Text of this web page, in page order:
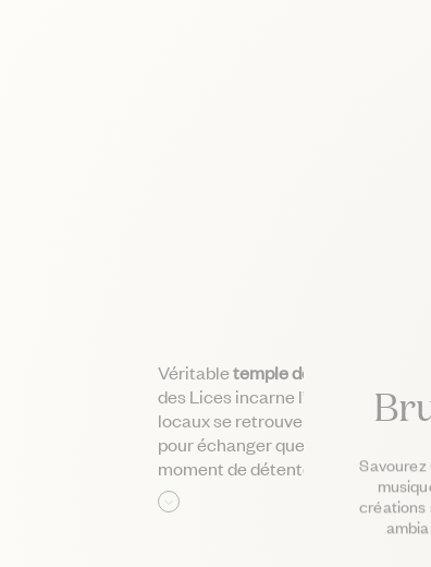
Véritabletemple de la pétanque à
des Lices incarne l’esprit convivial
locaux se retrouvent à l’ombre
pour échanger quelques tirs bien
moment de détente.
Lire la suite
créations